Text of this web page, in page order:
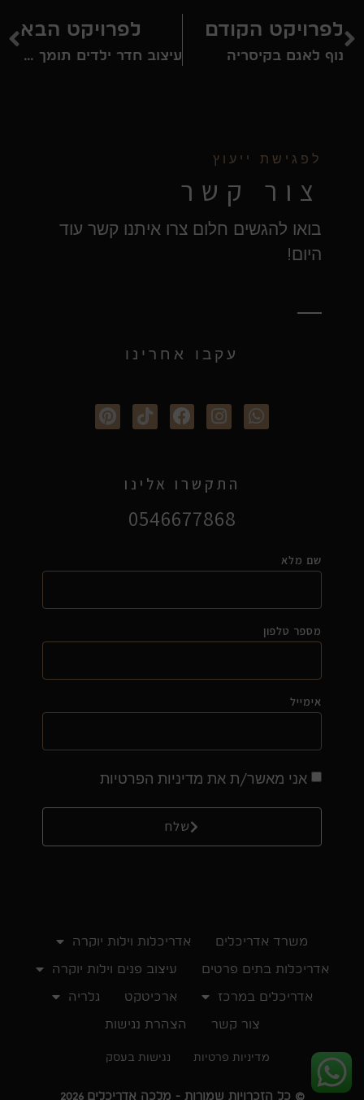
לפרויקט הקודם
נוף לאגם בקיסריה
לפרויקט הבא
עיצוב חדר ילדים תומך למידה
לפגישת ייעוץ
צור קשר
בואו להגשים חלום צרו איתנו קשר עוד
היום!
עקבו אחרינו
התקשרו אלינו
0546677868
שם מלא
מספר טלפון
אימייל
אני מאשר/ת את מדיניות הפרטיות
שלח
משרד אדריכלים
אדריכלות וילות יוקרה
אדריכלות בתים פרטים
עיצוב פנים וילות יוקרה
אדריכלים במרכז
ארכיטקט
גלריה
צור קשר
הצהרת נגישות
מדיניות פרטיות נגישות בעסק
© כל הזכרויות שמורות - מלכה אדריכלים 2026